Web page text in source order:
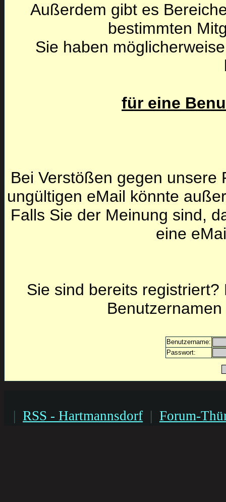
Außerdem gibt es
bestimmten
Sie haben
für eine
Bei Verstößen gegen unsere
ungültigen eMail könnte
Falls Sie der Meinung sind,
eine
Sie sind bereits
Benutzername:
Passwort:
| RSS - Hartmannsdorf | Forum-